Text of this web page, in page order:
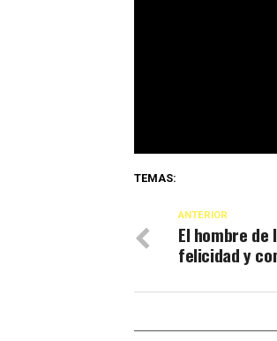
TEMAS:
ANTERIOR
El hombre de
felicidad y